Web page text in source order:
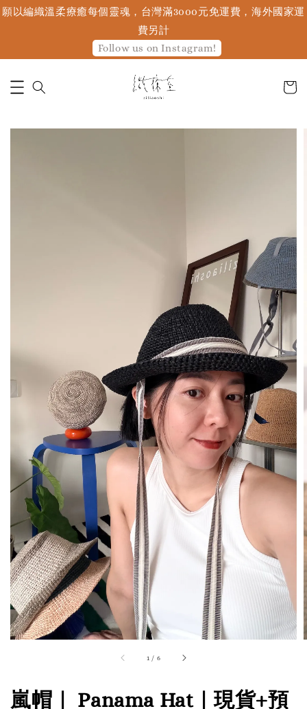
願以編織溫柔療癒每個靈魂，台灣滿3000元免運費，海外國家運
費另計
Follow us on Instagram!
1 / 6
嵐帽｜ Panama Hat｜現貨+預